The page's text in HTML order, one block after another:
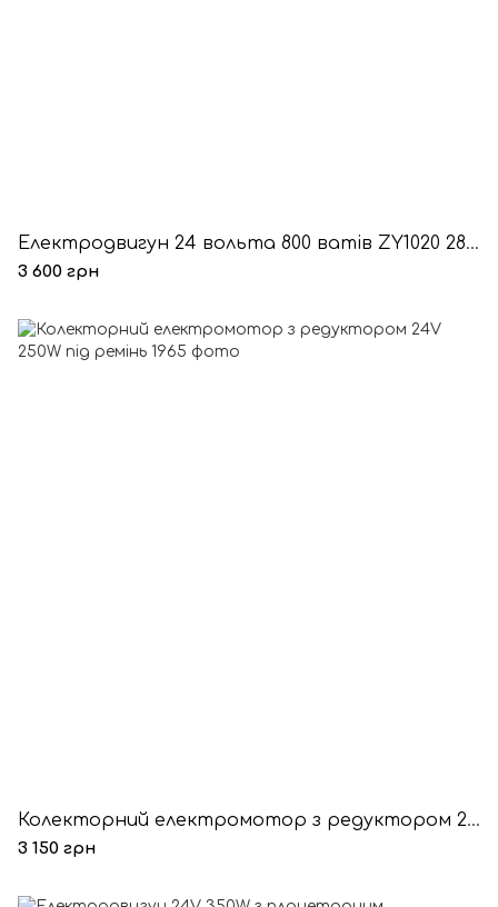
Електродвигун 24 вольта 800 ватів ZY1020 2800 оборотів 32 ампери
3 600 грн
Колекторний електромотор з редуктором 24V 250W під ремінь
3 150 грн